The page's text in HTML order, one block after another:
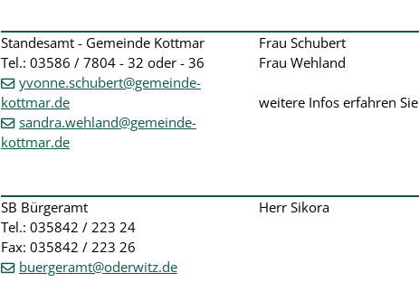
Standesamt - Gemeinde Kottmar
Tel.: 03586 / 7804 - 32 oder - 36
yvonne.schubert@gemeinde-
kottmar.de
sandra.wehland@gemeinde-
kottmar.de
Frau Schubert
Frau Wehland
weitere Infos erfahren Sie
SB Bürgeramt
Tel.: 035842 / 223 24
Fax: 035842 / 223 26
buergeramt@oderwitz.de
Herr Sikora